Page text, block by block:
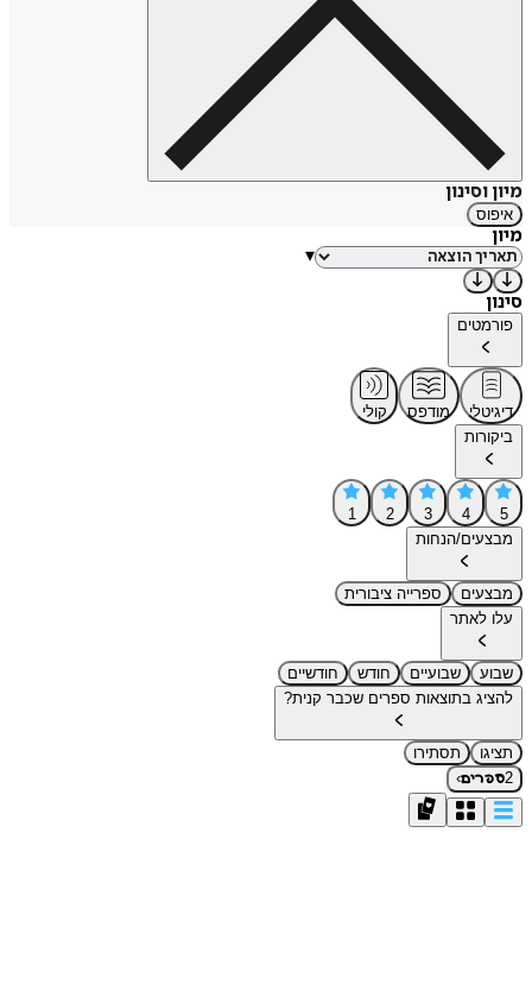
מיון וסינון
איפוס
מיון
▾
סינון
פורמטים
דיגיטלי מודפס
קולי
ביקורות
5
4
3
2
1
מבצעים/הנחות
מבצעים
ספרייה ציבורית
עלו לאתר
שבוע שבועיים חודש
חודשיים
להציג בתוצאות ספרים שכבר קנית?
תציגו
תסתירו
2ספרים›